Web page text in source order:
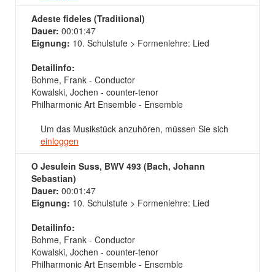
Adeste fideles (Traditional)
Dauer: 00:01:47
Eignung: 10. Schulstufe > Formenlehre: Lied
Detailinfo:
Bohme, Frank - Conductor
Kowalski, Jochen - counter-tenor
Philharmonic Art Ensemble - Ensemble
Um das Musikstück anzuhören, müssen Sie sich
einloggen
O Jesulein Suss, BWV 493 (Bach, Johann
Sebastian)
Dauer: 00:01:47
Eignung: 10. Schulstufe > Formenlehre: Lied
Detailinfo:
Bohme, Frank - Conductor
Kowalski, Jochen - counter-tenor
Philharmonic Art Ensemble - Ensemble